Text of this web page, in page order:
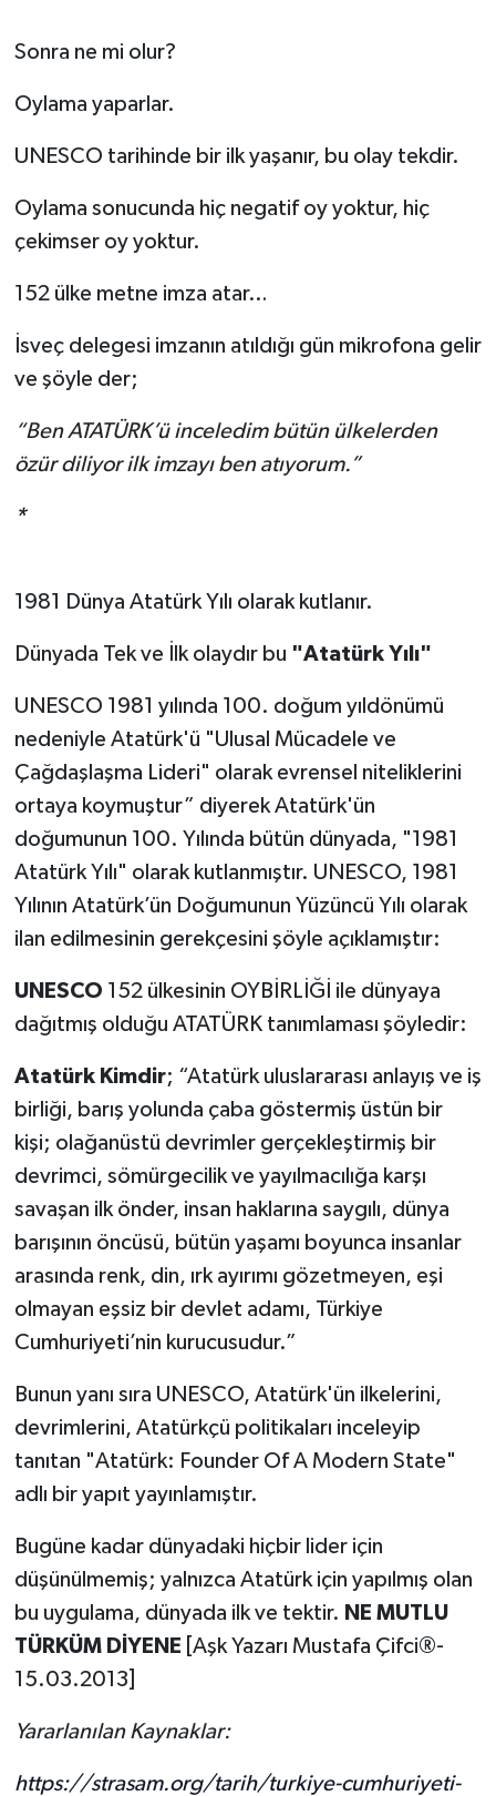
Sonra ne mi olur?
Oylama yaparlar.
UNESCO tarihinde bir ilk yaşanır, bu olay tekdir.
Oylama sonucunda hiç negatif oy yoktur, hiç
çekimser oy yoktur.
152 ülke metne imza atar…
İsveç delegesi imzanın atıldığı gün mikrofona gelir
ve şöyle der;
“Ben ATATÜRK’ü inceledim bütün ülkelerden
özür diliyor ilk imzayı ben atıyorum.”
*
1981 Dünya Atatürk Yılı olarak kutlanır.
Dünyada Tek ve İlk olaydır bu "Atatürk Yılı"
UNESCO 1981 yılında 100. doğum yıldönümü
nedeniyle Atatürk'ü "Ulusal Mücadele ve
Çağdaşlaşma Lideri" olarak evrensel niteliklerini
ortaya koymuştur” diyerek Atatürk'ün
doğumunun 100. Yılında bütün dünyada, "1981
Atatürk Yılı" olarak kutlanmıştır. UNESCO, 1981
Yılının Atatürk’ün Doğumunun Yüzüncü Yılı olarak
ilan edilmesinin gerekçesini şöyle açıklamıştır:
UNESCO 152 ülkesinin OYBİRLİĞİ ile dünyaya
dağıtmış olduğu ATATÜRK tanımlaması şöyledir:
Atatürk Kimdir; “Atatürk uluslararası anlayış ve iş
birliği, barış yolunda çaba göstermiş üstün bir
kişi; olağanüstü devrimler gerçekleştirmiş bir
devrimci, sömürgecilik ve yayılmacılığa karşı
savaşan ilk önder, insan haklarına saygılı, dünya
barışının öncüsü, bütün yaşamı boyunca insanlar
arasında renk, din, ırk ayırımı gözetmeyen, eşi
olmayan eşsiz bir devlet adamı, Türkiye
Cumhuriyeti’nin kurucusudur.”
Bunun yanı sıra UNESCO, Atatürk'ün ilkelerini,
devrimlerini, Atatürkçü politikaları inceleyip
tanıtan "Atatürk: Founder Of A Modern State"
adlı bir yapıt yayınlamıştır.
Bugüne kadar dünyadaki hiçbir lider için
düşünülmemiş; yalnızca Atatürk için yapılmış olan
bu uygulama, dünyada ilk ve tektir. NE MUTLU
TÜRKÜM DİYENE [Aşk Yazarı Mustafa Çifci®-
15.03.2013]
Yararlanılan Kaynaklar:
https://strasam.org/tarih/turkiye-cumhuriyeti-